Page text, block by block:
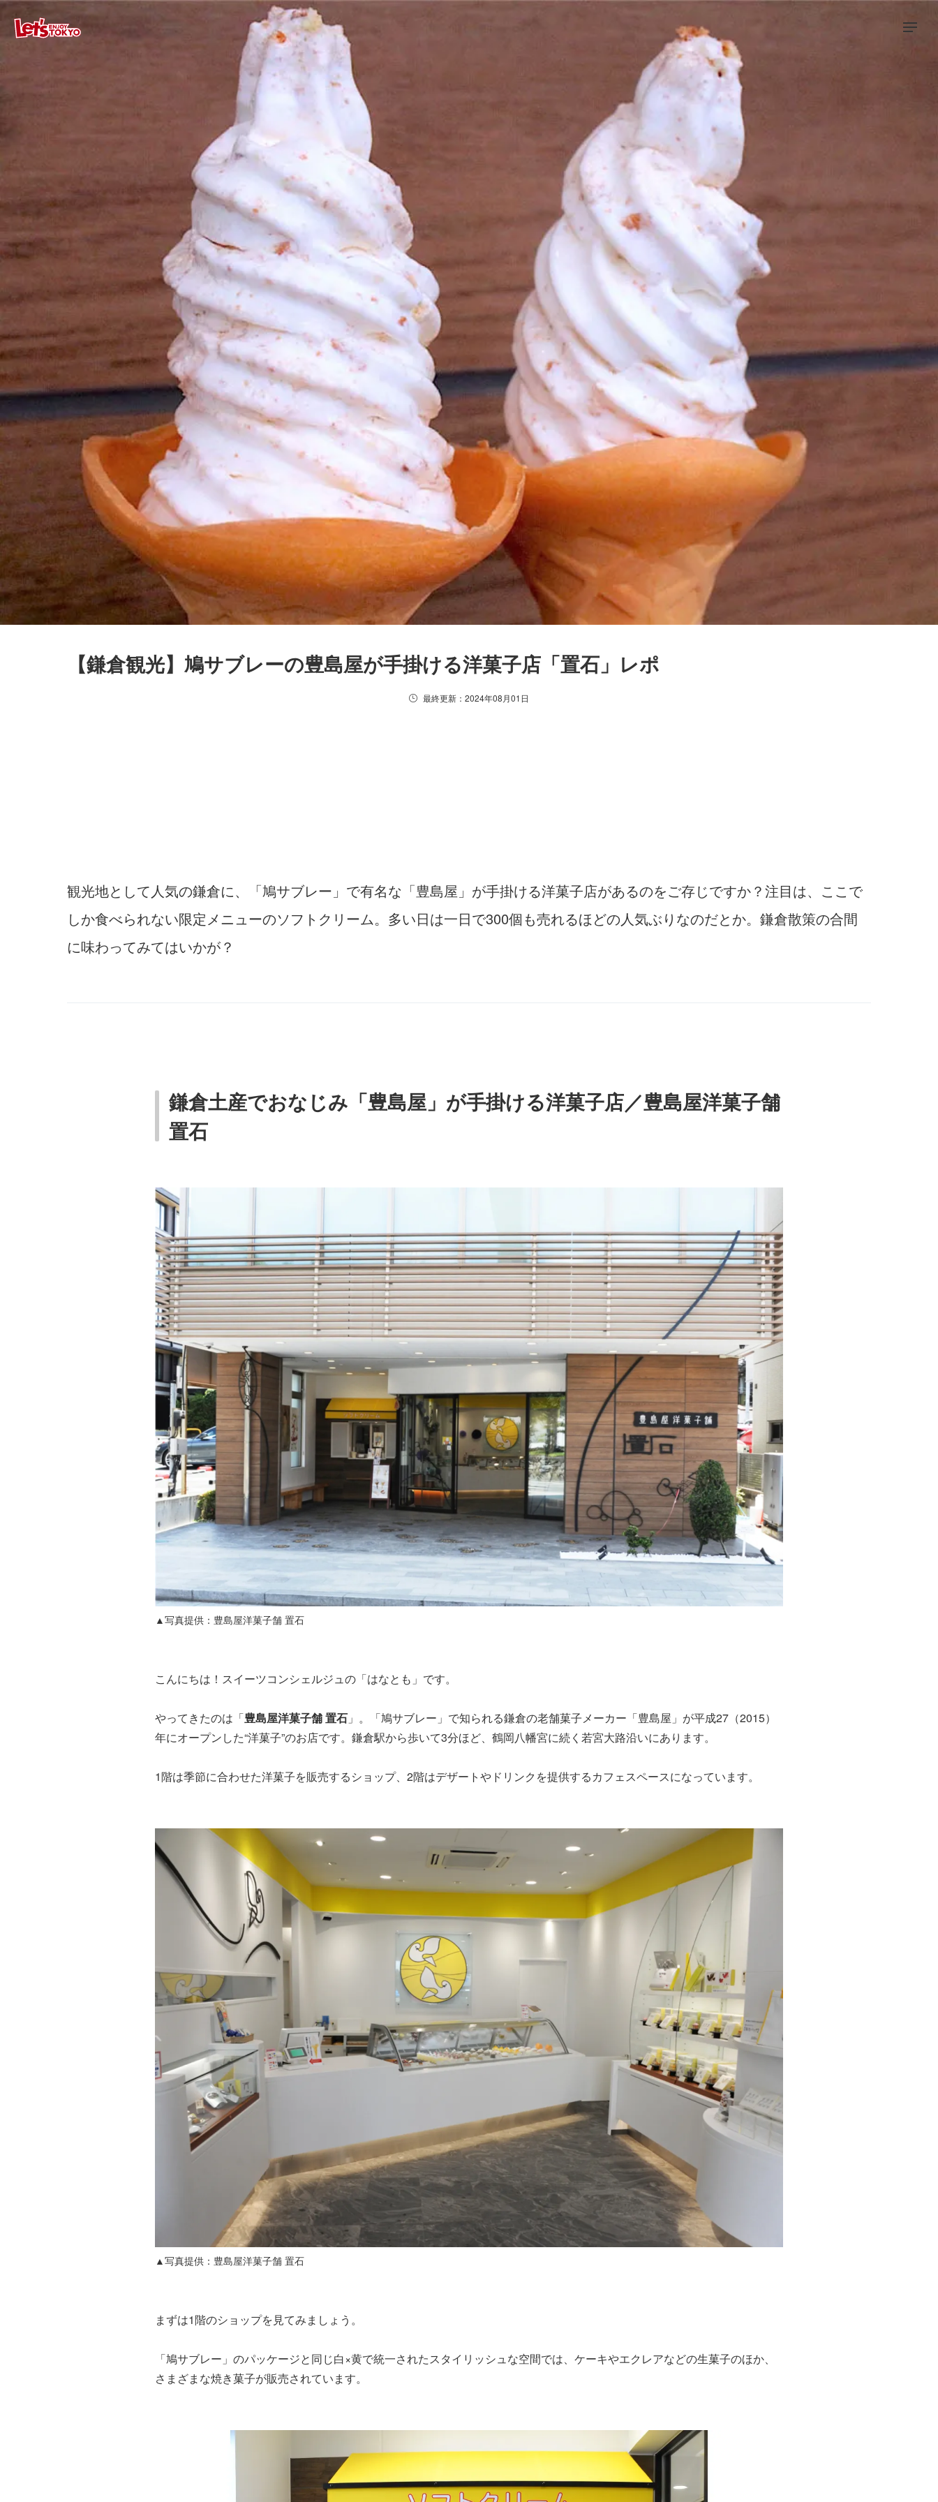
【鎌倉観光】鳩サブレーの豊島屋が手掛ける洋菓子店「置石」レポ
最終更新：2024年08月01日
観光地として人気の鎌倉に、「鳩サブレー」で有名な「豊島屋」が手掛ける洋菓子店があるのをご存じですか？注目は、ここで
しか食べられない限定メニューのソフトクリーム。多い日は一日で300個も売れるほどの人気ぶりなのだとか。鎌倉散策の合間
に味わってみてはいかが？
鎌倉土産でおなじみ「豊島屋」が手掛ける洋菓子店／豊島屋洋菓子舗
置石
▲写真提供：豊島屋洋菓子舗 置石
こんにちは！スイーツコンシェルジュの「はなとも」です。
やってきたのは「豊島屋洋菓子舗 置石 」。「鳩サブレー」で知られる鎌倉の老舗菓子メーカー「豊島屋」が平成27（2015）
年にオープンした“洋菓子”のお店です。鎌倉駅から歩いて3分ほど、鶴岡八幡宮に続く若宮大路沿いにあります。
1階は季節に合わせた洋菓子を販売するショップ、2階はデザートやドリンクを提供するカフェスペースになっています。
▲写真提供：豊島屋洋菓子舗 置石
まずは1階のショップを見てみましょう。
「鳩サブレー」のパッケージと同じ白×黄で統一されたスタイリッシュな空間では、ケーキやエクレアなどの生菓子のほか、
さまざまな焼き菓子が販売されています。